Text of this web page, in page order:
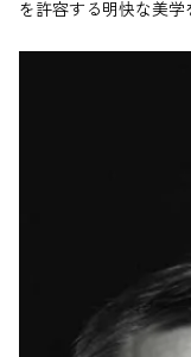
を許容する明快な美学